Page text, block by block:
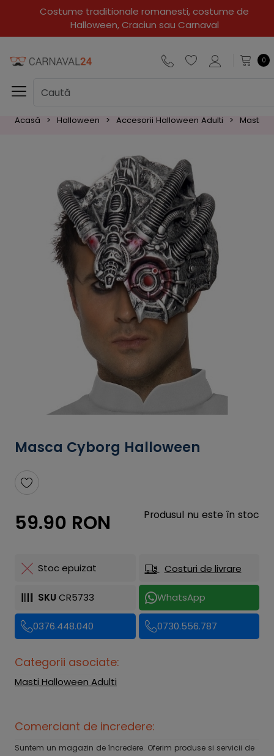
Super oferte!!!
Acasă Halloween Accesorii Halloween Adulti Masti
Masca Cyborg Halloween
59.90 RON Produsul nu este în stoc
Stoc epuizat Costuri de livrare
SKU CR5733 WhatsApp
0376.448.040 0730.556.787
Categorii asociate:
Masti Halloween Adulti
Comerciant de incredere:
Suntem un magazin de încredere. Oferim produse si servicii de